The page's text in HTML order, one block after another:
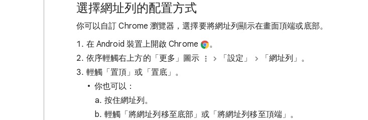
選擇網址列的配置方式
你可以自訂 Chrome 瀏覽器，選擇要將網址列顯示在畫面頂端或底部。
在 Android 裝置上開啟 Chrome
。
依序輕觸右上方的「更多」圖示
「設定」
「網址列」。
輕觸「置頂」或「置底」。
你也可以：
按住網址列。
輕觸「將網址列移至底部」或「將網址列移至頂端」。